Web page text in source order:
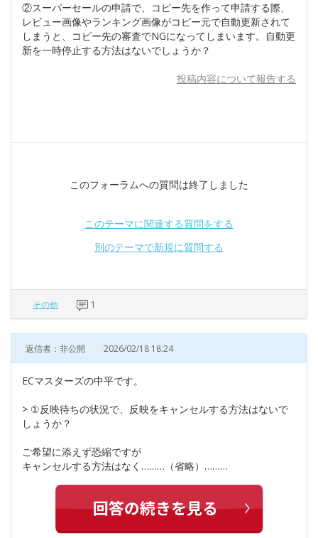
②スーパーセールの申請で、コピー先を作って申請する際、
レビュー画像やランキング画像がコピー元で自動更新されて
しまうと、コピー先の審査でNGになってしまいます。自動更
新を一時停止する方法はないでしょうか？
投稿内容について報告する
このフォーラムへの質問は終了しました
このテーマに関連する質問をする
別のテーマで新規に質問する
その他 1
返信者：非公開 2026/02/18 18:24
ECマスターズの中平です。
> ①反映待ちの状況で、反映をキャンセルする方法はないで
しょうか？
ご希望に添えず恐縮ですが
キャンセルする方法はなく………（省略）………